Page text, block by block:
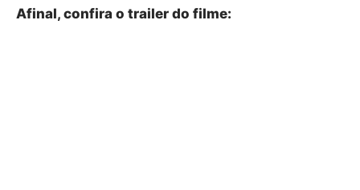
Afinal, confira o trailer do filme: